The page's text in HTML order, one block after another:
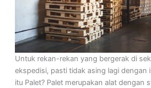
Untuk rekan-rekan yang bergerak di
ekspedisi, pasti tidak asing lagi dengan
itu Palet? Palet merupakan alat dengan